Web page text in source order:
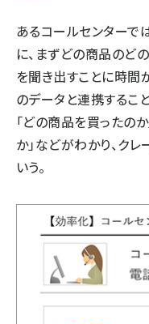
あるコールセンターで
に、まずどの商品のど
を聞き出すことに時間
のデータと連携するこ
「どの商品を買ったの
か」などがわかり、ク
いう。